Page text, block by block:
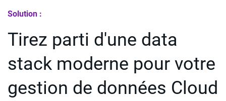
Solution :
Tirez parti d'une data
stack moderne pour votre
gestion de données Cloud